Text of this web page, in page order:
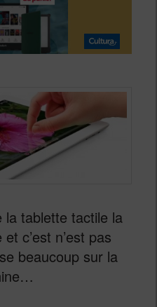
la tablette tactile la
c’est n’est pas
beaucoup sur la